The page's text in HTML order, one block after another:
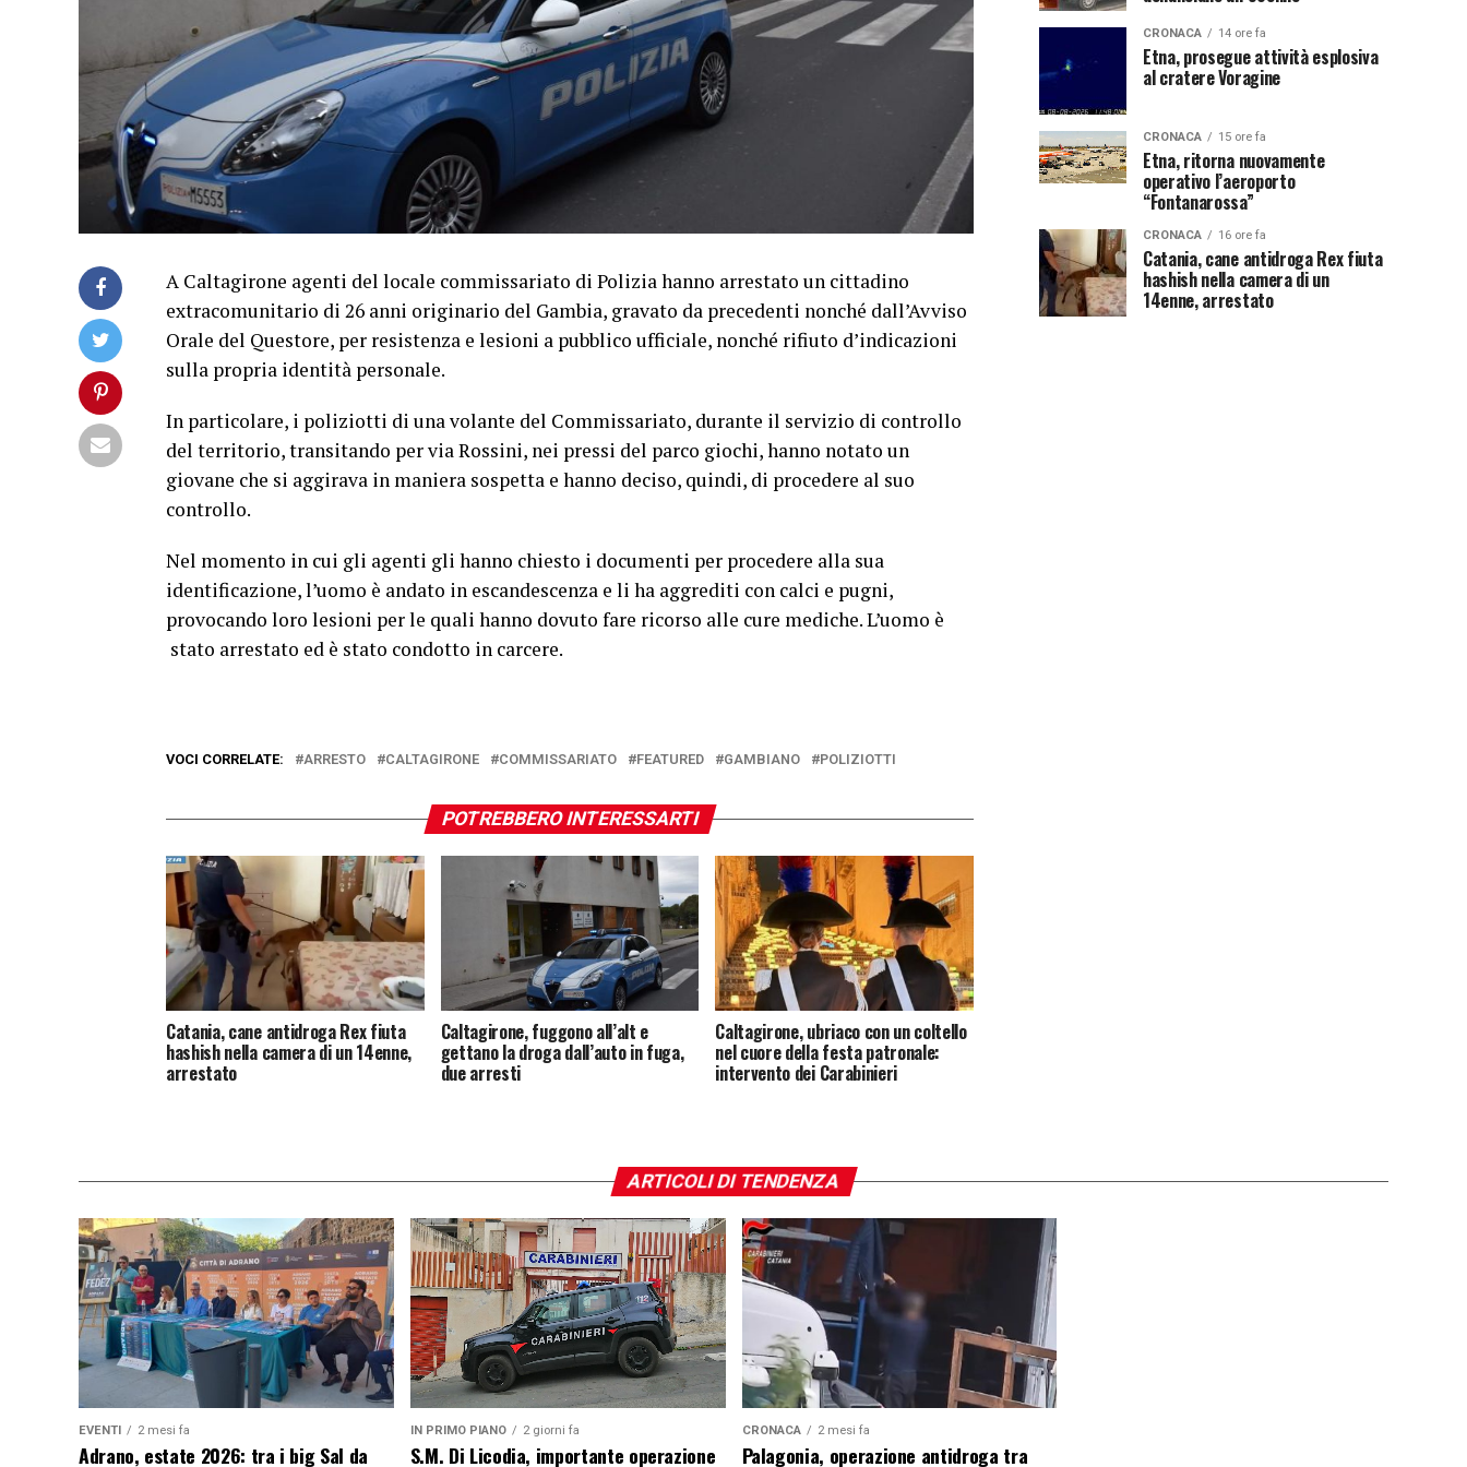
A Caltagirone agenti del locale commissariato di Polizia hanno arrestato un cittadino
extracomunitario di 26 anni originario del Gambia, gravato da precedenti nonché dall’Avviso
Orale del Questore, per resistenza e lesioni a pubblico ufficiale, nonché rifiuto d’indicazioni
sulla propria identità personale.
In particolare, i poliziotti di una volante del Commissariato, durante il servizio di controllo
del territorio, transitando per via Rossini, nei pressi del parco giochi, hanno notato un
giovane che si aggirava in maniera sospetta e hanno deciso, quindi, di procedere al suo
controllo.
Nel momento in cui gli agenti gli hanno chiesto i documenti per procedere alla sua
identificazione, l’uomo è andato in escandescenza e li ha aggrediti con calci e pugni,
provocando loro lesioni per le quali hanno dovuto fare ricorso alle cure mediche. L’uomo è
stato arrestato ed è stato condotto in carcere.
VOCI CORRELATE: ARRESTO CALTAGIRONE COMMISSARIATO FEATURED GAMBIANO POLIZIOTTI
POTREBBERO INTERESSARTI
Catania, cane antidroga Rex fiuta
hashish nella camera di un 14enne,
arrestato
Caltagirone, fuggono all’alt e
gettano la droga dall’auto in fuga,
due arresti
Caltagirone, ubriaco con un coltello
nel cuore della festa patronale:
intervento dei Carabinieri
CRONACA 14 ore fa
Etna, prosegue attività esplosiva
al cratere Voragine
CRONACA 15 ore fa
Etna, ritorna nuovamente
operativo l’aeroporto
“Fontanarossa”
CRONACA 16 ore fa
Catania, cane antidroga Rex fiuta
hashish nella camera di un
14enne, arrestato
ARTICOLI DI TENDENZA
EVENTI 2 mesi fa
Adrano, estate 2026: tra i big Sal da
IN PRIMO PIANO 2 giorni fa
S.M. Di Licodia, importante operazione
CRONACA 2 mesi fa
Palagonia, operazione antidroga tra